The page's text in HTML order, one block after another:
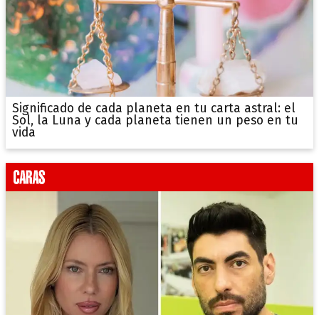
Significado de cada planeta en tu carta astral: el
Sol, la Luna y cada planeta tienen un peso en tu
vida